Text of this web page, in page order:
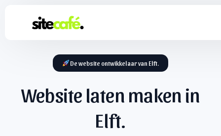
De website ontwikkelaar van Elft.
Website laten maken in
Elft.